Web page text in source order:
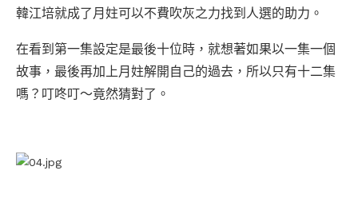
韓江培就成了月妵可以不費吹灰之力找到人選的助力。
在看到第一集設定是最後十位時，就想著如果以一集一個
故事，最後再加上月妵解開自己的過去，所以只有十二集
嗎？叮咚叮～竟然猜對了。